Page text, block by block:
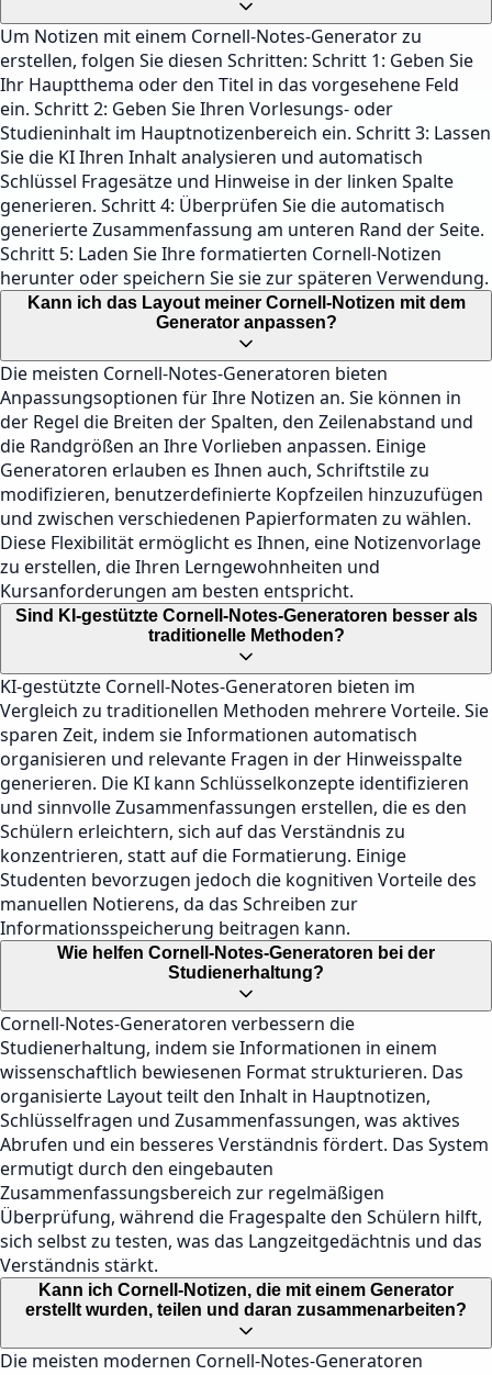
Um Notizen mit einem Cornell-Notes-Generator zu
erstellen, folgen Sie diesen Schritten: Schritt 1: Geben Sie
Ihr Hauptthema oder den Titel in das vorgesehene Feld
ein. Schritt 2: Geben Sie Ihren Vorlesungs- oder
Studieninhalt im Hauptnotizenbereich ein. Schritt 3: Lassen
Sie die KI Ihren Inhalt analysieren und automatisch
Schlüssel Fragesätze und Hinweise in der linken Spalte
generieren. Schritt 4: Überprüfen Sie die automatisch
generierte Zusammenfassung am unteren Rand der Seite.
Schritt 5: Laden Sie Ihre formatierten Cornell-Notizen
herunter oder speichern Sie sie zur späteren Verwendung.
Kann ich das Layout meiner Cornell-Notizen mit dem
Generator anpassen?
Die meisten Cornell-Notes-Generatoren bieten
Anpassungsoptionen für Ihre Notizen an. Sie können in
der Regel die Breiten der Spalten, den Zeilenabstand und
die Randgrößen an Ihre Vorlieben anpassen. Einige
Generatoren erlauben es Ihnen auch, Schriftstile zu
modifizieren, benutzerdefinierte Kopfzeilen hinzuzufügen
und zwischen verschiedenen Papierformaten zu wählen.
Diese Flexibilität ermöglicht es Ihnen, eine Notizenvorlage
zu erstellen, die Ihren Lerngewohnheiten und
Kursanforderungen am besten entspricht.
Sind KI-gestützte Cornell-Notes-Generatoren besser als
traditionelle Methoden?
KI-gestützte Cornell-Notes-Generatoren bieten im
Vergleich zu traditionellen Methoden mehrere Vorteile. Sie
sparen Zeit, indem sie Informationen automatisch
organisieren und relevante Fragen in der Hinweisspalte
generieren. Die KI kann Schlüsselkonzepte identifizieren
und sinnvolle Zusammenfassungen erstellen, die es den
Schülern erleichtern, sich auf das Verständnis zu
konzentrieren, statt auf die Formatierung. Einige
Studenten bevorzugen jedoch die kognitiven Vorteile des
manuellen Notierens, da das Schreiben zur
Informationsspeicherung beitragen kann.
Wie helfen Cornell-Notes-Generatoren bei der
Studienerhaltung?
Cornell-Notes-Generatoren verbessern die
Studienerhaltung, indem sie Informationen in einem
wissenschaftlich bewiesenen Format strukturieren. Das
organisierte Layout teilt den Inhalt in Hauptnotizen,
Schlüsselfragen und Zusammenfassungen, was aktives
Abrufen und ein besseres Verständnis fördert. Das System
ermutigt durch den eingebauten
Zusammenfassungsbereich zur regelmäßigen
Überprüfung, während die Fragespalte den Schülern hilft,
sich selbst zu testen, was das Langzeitgedächtnis und das
Verständnis stärkt.
Kann ich Cornell-Notizen, die mit einem Generator
erstellt wurden, teilen und daran zusammenarbeiten?
Die meisten modernen Cornell-Notes-Generatoren